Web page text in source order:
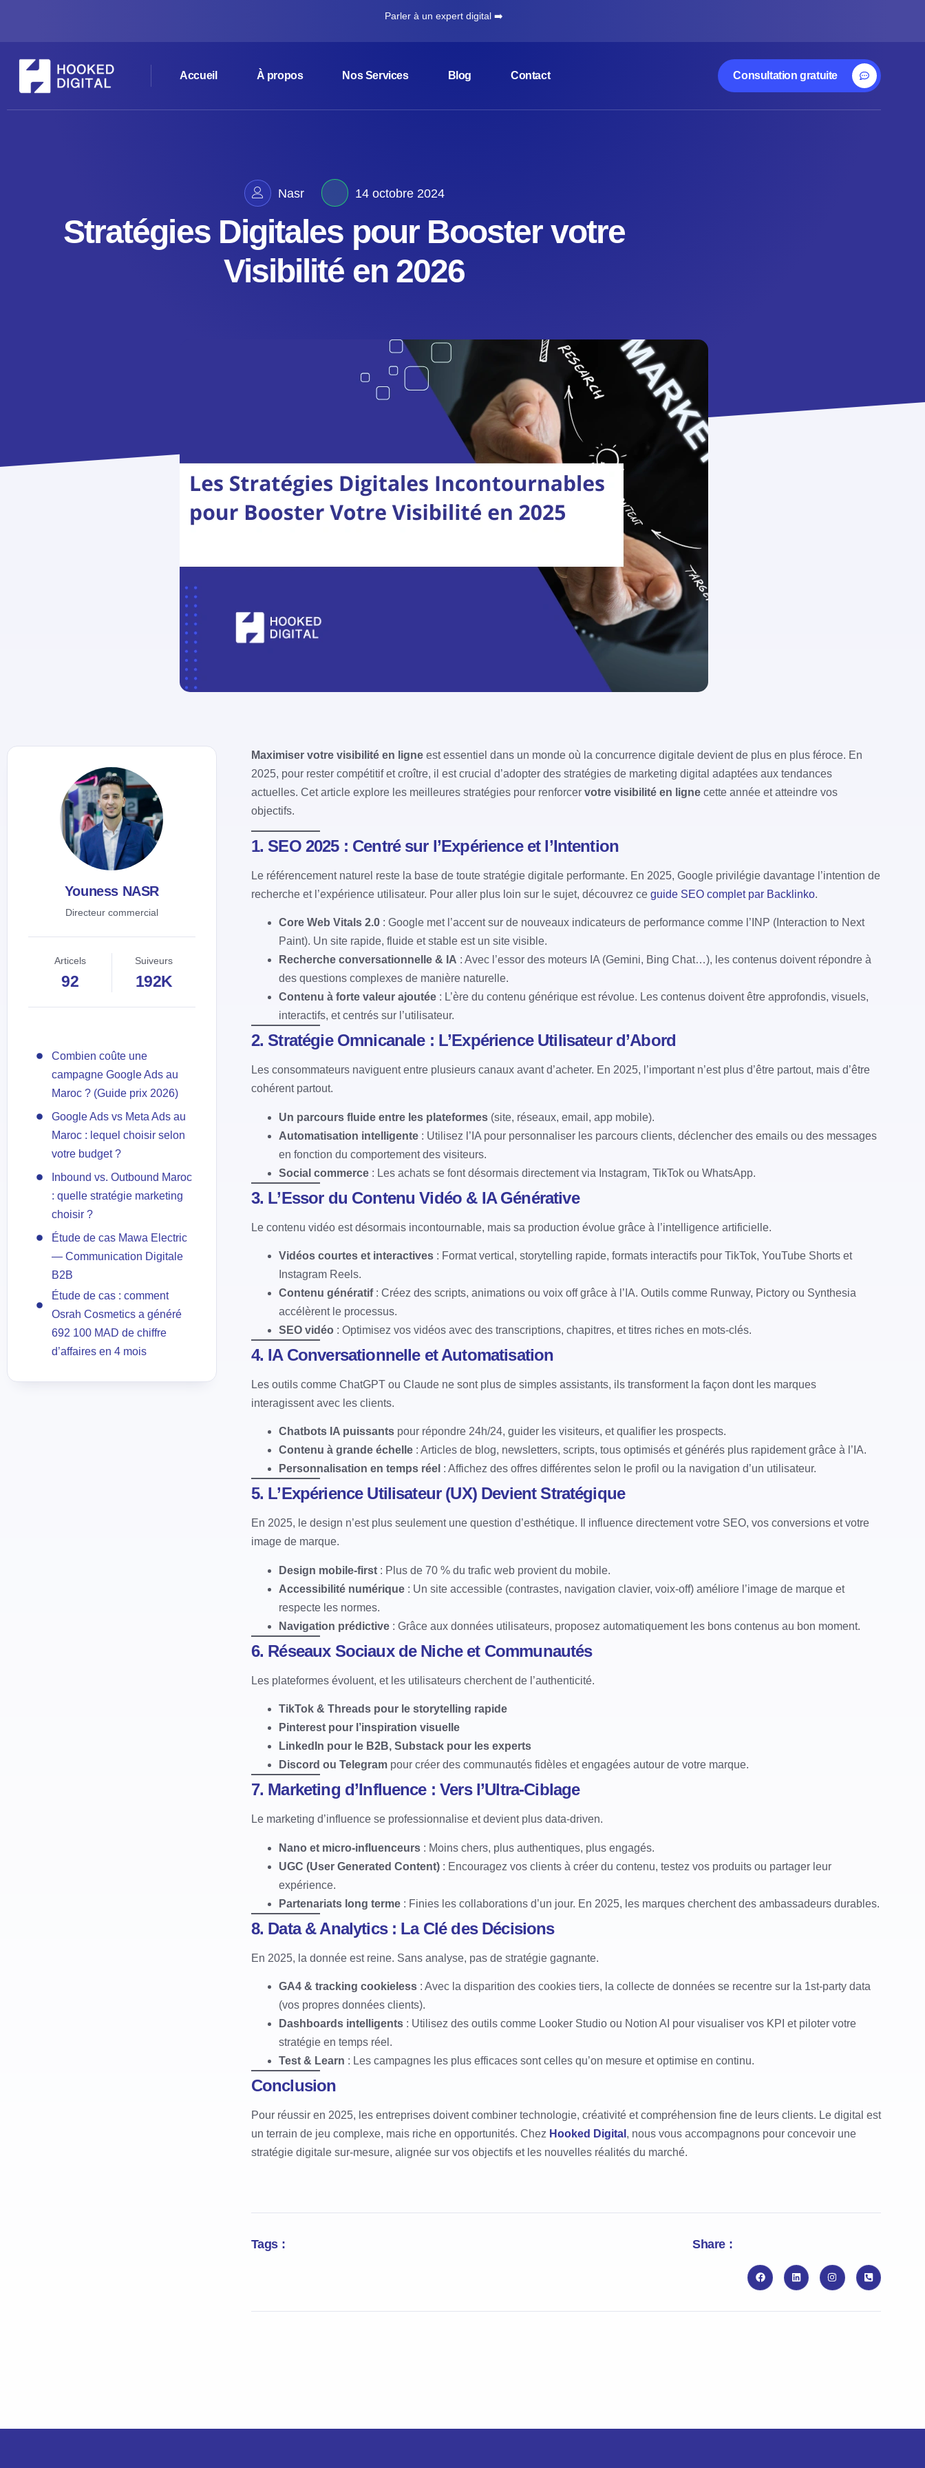
Parler à un expert digital ➡️
Accueil À propos Nos Services Blog Contact Consultation gratuite
Nasr 14 octobre 2024
Stratégies Digitales pour Booster votre
Visibilité en 2026
Youness NASR
Directeur commercial
Articels
92
Suiveurs
192K
Combien coûte une
campagne Google Ads au
Maroc ? (Guide prix 2026)
Google Ads vs Meta Ads au
Maroc : lequel choisir selon
votre budget ?
Inbound vs. Outbound Maroc
: quelle stratégie marketing
choisir ?
Étude de cas Mawa Electric
— Communication Digitale
B2B
Étude de cas : comment
Osrah Cosmetics a généré
692 100 MAD de chiffre
d’affaires en 4 mois
Maximiser votre visibilité en ligneest essentiel dans un monde où la concurrence digitale devient de plus en plus féroce. En
2025, pour rester compétitif et croître, il est crucial d’adopter des stratégies de marketing digital adaptées aux tendances
actuelles. Cet article explore les meilleures stratégies pour renforcer votre visibilité en lignecette année et atteindre vos
objectifs.
1. SEO 2025 : Centré sur l’Expérience et l’Intention
Le référencement naturel reste la base de toute stratégie digitale performante. En 2025, Google privilégie davantage l’intention de
recherche et l’expérience utilisateur. Pour aller plus loin sur le sujet, découvrez ce guide SEO complet par Backlinko.
Core Web Vitals 2.0: Google met l’accent sur de nouveaux indicateurs de performance comme l’INP (Interaction to Next
Paint). Un site rapide, fluide et stable est un site visible.
Recherche conversationnelle & IA : Avec l’essor des moteurs IA (Gemini, Bing Chat…), les contenus doivent répondre à
des questions complexes de manière naturelle.
Contenu à forte valeur ajoutée: L’ère du contenu générique est révolue. Les contenus doivent être approfondis, visuels,
interactifs, et centrés sur l’utilisateur.
2. Stratégie Omnicanale : L’Expérience Utilisateur d’Abord
Les consommateurs naviguent entre plusieurs canaux avant d’acheter. En 2025, l’important n’est plus d’être partout, mais d’être
cohérent partout.
Un parcours fluide entre les plateformes(site, réseaux, email, app mobile).
Automatisation intelligente: Utilisez l’IA pour personnaliser les parcours clients, déclencher des emails ou des messages
en fonction du comportement des visiteurs.
Social commerce: Les achats se font désormais directement via Instagram, TikTok ou WhatsApp.
3. L’Essor du Contenu Vidéo & IA Générative
Le contenu vidéo est désormais incontournable, mais sa production évolue grâce à l’intelligence artificielle.
Vidéos courtes et interactives: Format vertical, storytelling rapide, formats interactifs pour TikTok, YouTube Shorts et
Instagram Reels.
Contenu génératif: Créez des scripts, animations ou voix off grâce à l’IA. Outils comme Runway, Pictory ou Synthesia
accélèrent le processus.
SEO vidéo : Optimisez vos vidéos avec des transcriptions, chapitres, et titres riches en mots-clés.
4. IA Conversationnelle et Automatisation
Les outils comme ChatGPT ou Claude ne sont plus de simples assistants, ils transforment la façon dont les marques
interagissent avec les clients.
Chatbots IA puissantspour répondre 24h/24, guider les visiteurs, et qualifier les prospects.
Contenu à grande échelle: Articles de blog, newsletters, scripts, tous optimisés et générés plus rapidement grâce à l’IA.
Personnalisation en temps réel : Affichez des offres différentes selon le profil ou la navigation d’un utilisateur.
5. L’Expérience Utilisateur (UX) Devient Stratégique
En 2025, le design n’est plus seulement une question d’esthétique. Il influence directement votre SEO, vos conversions et votre
image de marque.
Design mobile-first: Plus de 70 % du trafic web provient du mobile.
Accessibilité numérique: Un site accessible (contrastes, navigation clavier, voix-off) améliore l’image de marque et
respecte les normes.
Navigation prédictive: Grâce aux données utilisateurs, proposez automatiquement les bons contenus au bon moment.
6. Réseaux Sociaux de Niche et Communautés
Les plateformes évoluent, et les utilisateurs cherchent de l’authenticité.
TikTok & Threads pour le storytelling rapide
Pinterest pour l’inspiration visuelle
LinkedIn pour le B2B, Substack pour les experts
Discord ou Telegrampour créer des communautés fidèles et engagées autour de votre marque.
7. Marketing d’Influence : Vers l’Ultra-Ciblage
Le marketing d’influence se professionnalise et devient plus data-driven.
Nano et micro-influenceurs: Moins chers, plus authentiques, plus engagés.
UGC (User Generated Content): Encouragez vos clients à créer du contenu, testez vos produits ou partager leur
expérience.
Partenariats long terme: Finies les collaborations d’un jour. En 2025, les marques cherchent des ambassadeurs durables.
8. Data & Analytics : La Clé des Décisions
En 2025, la donnée est reine. Sans analyse, pas de stratégie gagnante.
GA4 & tracking cookieless: Avec la disparition des cookies tiers, la collecte de données se recentre sur la 1st-party data
(vos propres données clients).
Dashboards intelligents: Utilisez des outils comme Looker Studio ou Notion AI pour visualiser vos KPI et piloter votre
stratégie en temps réel.
Test & Learn : Les campagnes les plus efficaces sont celles qu’on mesure et optimise en continu.
Conclusion
Pour réussir en 2025, les entreprises doivent combiner technologie, créativité et compréhension fine de leurs clients. Le digital est
un terrain de jeu complexe, mais riche en opportunités. Chez Hooked Digital , nous vous accompagnons pour concevoir une
stratégie digitale sur-mesure, alignée sur vos objectifs et les nouvelles réalités du marché.
Tags : Share :